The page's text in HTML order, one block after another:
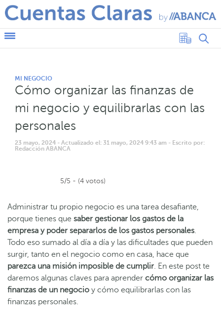
MI NEGOCIO
Cómo organizar las finanzas de
mi negocio y equilibrarlas con las
personales
23 mayo, 2024 - Actualizado el: 31 mayo, 2024 9:43 am - Escrito por:
Redacción ABANCA
5/5 - (4 votos)
Administrar tu propio negocio es una tarea desafiante,
porque tienes que saber gestionar los gastos de la
empresa y poder separarlos de los gastos personales.
Todo eso sumado al día a día y las dificultades que pueden
surgir, tanto en el negocio como en casa, hace que
parezca una misión imposible de cumplir. En este post te
daremos algunas claves para aprender cómo organizar las
finanzas de un negocio y cómo equilibrarlas con las
finanzas personales.